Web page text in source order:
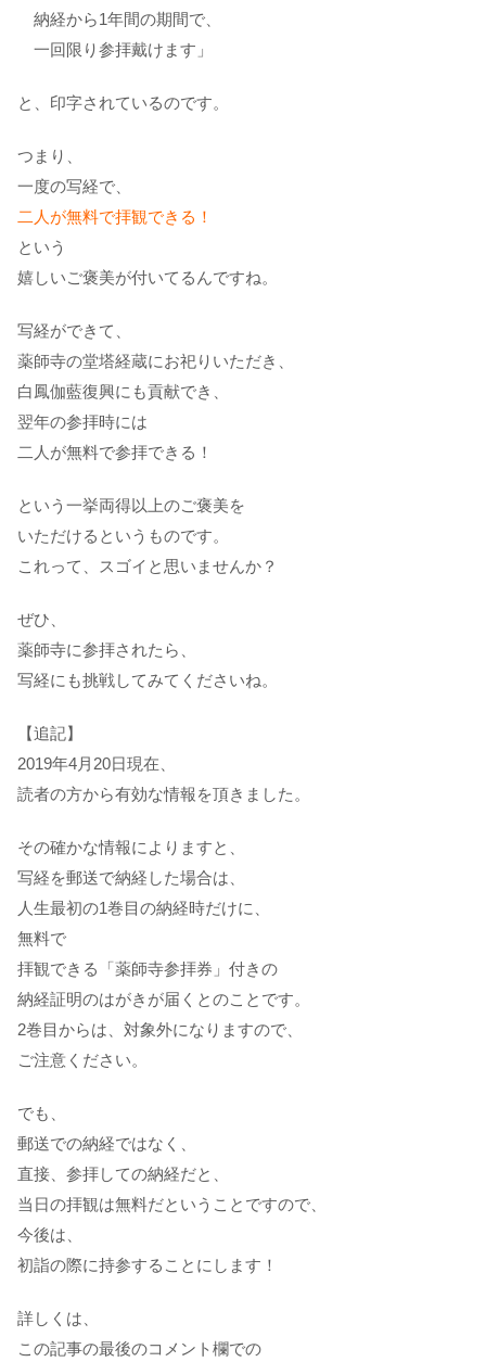
納経から1年間の期間で、
一回限り参拝戴けます」
と、印字されているのです。
つまり、
一度の写経で、
二人が無料で拝観できる！
という
嬉しいご褒美が付いてるんですね。
写経ができて、
薬師寺の堂塔経蔵にお祀りいただき、
白鳳伽藍復興にも貢献でき、
翌年の参拝時には
二人が無料で参拝できる！
という一挙両得以上のご褒美を
いただけるというものです。
これって、スゴイと思いませんか？
ぜひ、
薬師寺に参拝されたら、
写経にも挑戦してみてくださいね。
【追記】
2019年4月20日現在、
読者の方から有効な情報を頂きました。
その確かな情報によりますと、
写経を郵送で納経した場合は、
人生最初の1巻目の納経時だけに、
無料で
拝観できる「薬師寺参拝券」付きの
納経証明のはがきが届くとのことです。
2巻目からは、対象外になりますので、
ご注意ください。
でも、
郵送での納経ではなく、
直接、参拝しての納経だと、
当日の拝観は無料だということですので、
今後は、
初詣の際に持参することにします！
詳しくは、
この記事の最後のコメント欄での